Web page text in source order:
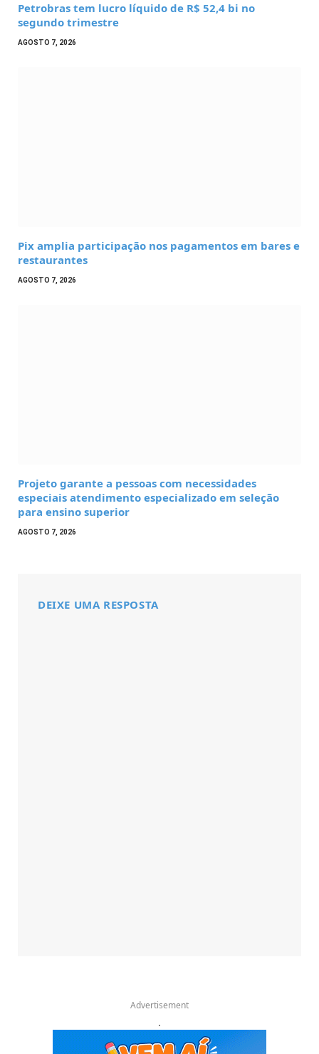
Petrobras tem lucro líquido de R$ 52,4 bi no
segundo trimestre
AGOSTO 7, 2026
Pix amplia participação nos pagamentos em bares e
restaurantes
AGOSTO 7, 2026
Projeto garante a pessoas com necessidades
especiais atendimento especializado em seleção
para ensino superior
AGOSTO 7, 2026
DEIXE UMA RESPOSTA
Advertisement
.